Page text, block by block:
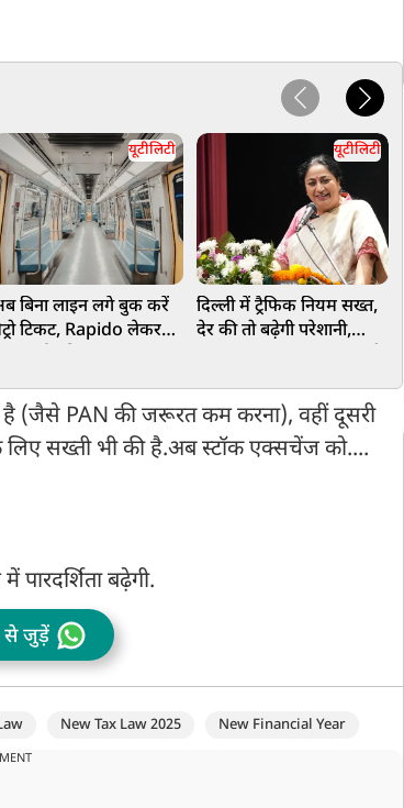
यूटीलिटी
बिना लाइन लगे बुक करें
टिकट, Rapido लेकर
यूटीलिटी
दिल्ली में ट्रैफिक नियम सख्त,
देर की तो बढ़ेगी परेशानी,
(जैसे PAN की जरूरत कम करना), वहीं दूसरी
लिए सख्ती भी की है.अब स्टॉक एक्सचेंज को....
बढ़ेगी.
से जुड़ें
New Tax Law 2025 New Financial Year